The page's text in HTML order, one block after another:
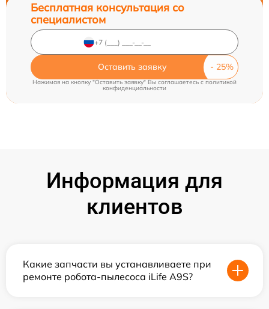
Бесплатная консультация со
специалистом
Оставить заявку
Нажимая на кнопку "Оставить заявку" Вы соглашаетесь c политикой
конфиденциальности
Информация для
клиентов
Какие запчасти вы устанавливаете при
ремонте робота-пылесоса iLife A9S?